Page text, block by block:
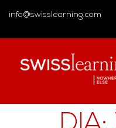
info@swisslearning.com